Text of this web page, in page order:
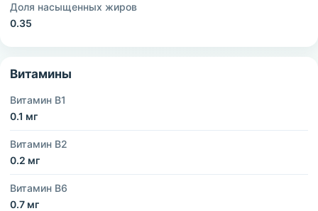
Доля насыщенных жиров
0.35
Витамины
Витамин B1
0.1 мг
Витамин B2
0.2 мг
Витамин B6
0.7 мг